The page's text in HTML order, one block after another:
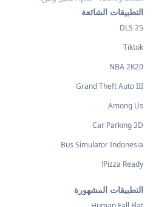
التطبيقات الشائعة
DLS 25
Tiktok
NBA 2K20
Grand Theft Auto III
Among Us
Car Parking 3D
Bus Simulator Indonesia
Pizza Ready!
التطبيقات المشهورة